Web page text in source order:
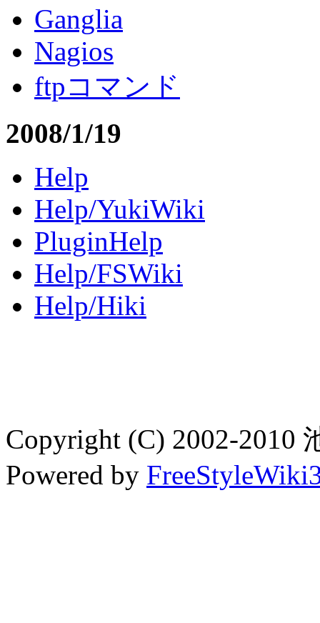
Ganglia
Nagios
ftpコマンド
2008/1/19
Help
Help/YukiWiki
PluginHelp
Help/FSWiki
Help/Hiki
Copyright (C) 2002-2010
Powered by